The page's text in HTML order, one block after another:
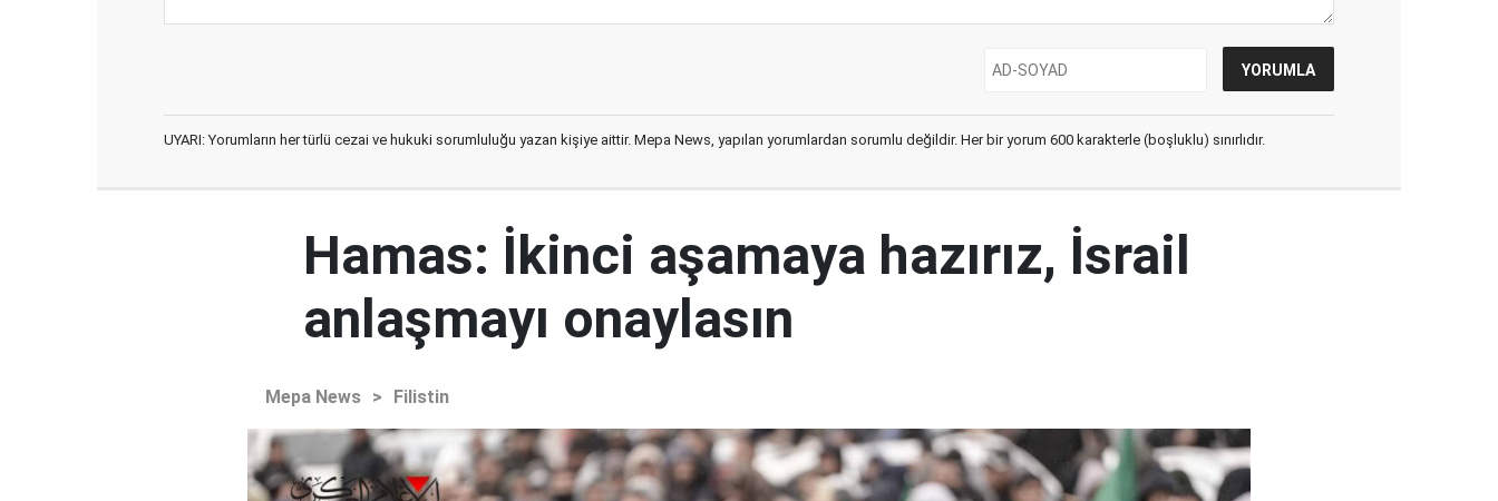
UYARI: Yorumların her türlü cezai ve hukuki sorumluluğu yazan kişiye aittir. Mepa News, yapılan yorumlardan sorumlu değildir. Her bir yorum 600 karakterle (boşluklu) sınırlıdır.
Hamas: İkinci aşamaya hazırız, İsrail
anlaşmayı onaylasın
Mepa News > Filistin